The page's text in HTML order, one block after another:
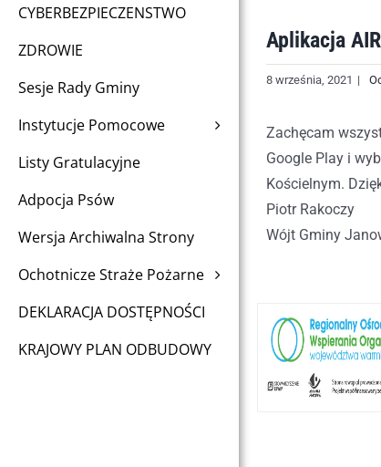
CYBERBEZPIECZENSTWO
ZDROWIE
Sesje Rady Gminy
Instytucje Pomocowe
Listy Gratulacyjne
Adpocja Psów
Wersja Archiwalna Strony
Ochotnicze Straże Pożarne
DEKLARACJA DOSTĘPNOŚCI
KRAJOWY PLAN ODBUDOWY
Aplikacja
8 września, 2021 |
Zachęcam
Google Play i
Kościelnym.
Piotr Rakoczy
Wójt Gminy